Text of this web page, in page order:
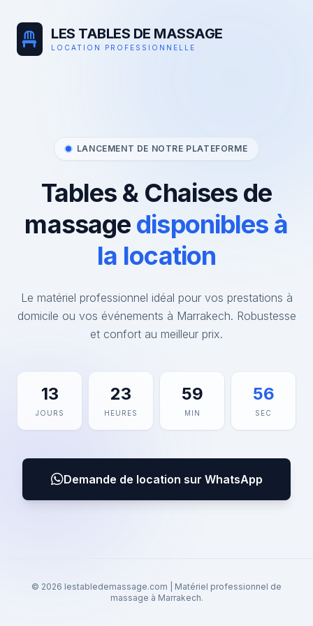
LES TABLES DE MASSAGE
LOCATION PROFESSIONNELLE
LANCEMENT DE NOTRE PLATEFORME
Tables & Chaises de
massage disponibles à
la location
Le matériel professionnel idéal pour vos prestations à
domicile ou vos événements à Marrakech. Robustesse
et confort au meilleur prix.
13
JOURS
23
HEURES
59
MIN
56
SEC
Demande de location sur WhatsApp
© 2026 lestabledemassage.com | Matériel professionnel de
massage à Marrakech.